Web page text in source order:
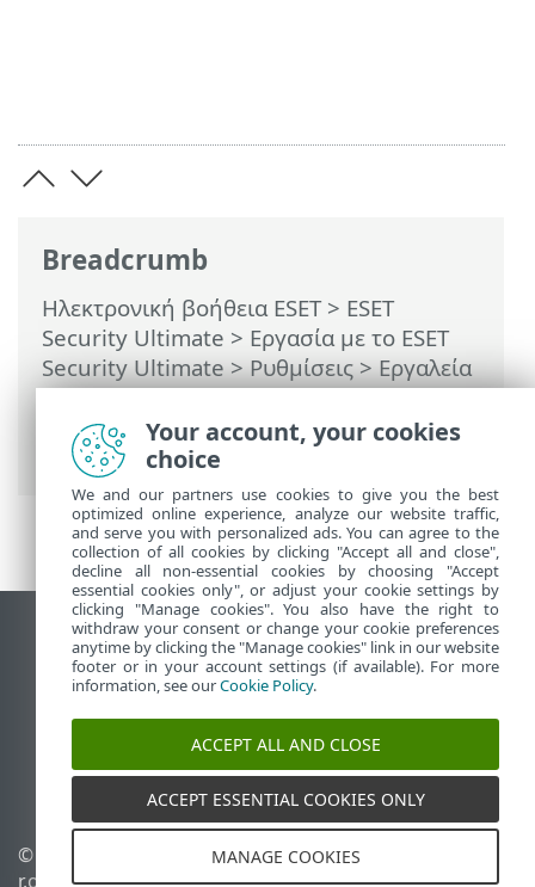
Breadcrumb
Ηλεκτρονική βοήθεια ESET> ESET
Security Ultimate > Εργασία με το ESET
Security Ultimate>Ρυθμίσεις>Εργαλεία
ασφαλείας>Anti-Theft> Παράθυρα
διαλόγου – Anti-Theft > Η προσθήκη νέας
συσκευής απέτυχε
Προβολή ιστότοπου επιφάνειας εργασίας
End of Life
Γνωσιακή βάση ESET
Ομάδα συζήτησης ESET
ESET Status Portal
Τοπική υποστήριξη
© 1992 - 2025 ESET, spol. s
r.o. - Με την επιφύλαξη
Διαχείριση cookies
Πολιτική cookie
Your account, your cookies
choice
We and our partners use cookies to give you the best
optimized online experience, analyze our website traffic,
and serve you with personalized ads. You can agree to the
collection of all cookies by clicking "Accept all and close",
decline all non-essential cookies by choosing "Accept
essential cookies only", or adjust your cookie settings by
clicking "Manage cookies". You also have the right to
withdraw your consent or change your cookie preferences
anytime by clicking the "Manage cookies" link in our website
footer or in your account settings (if available). For more
information, see ourCookie Policy.
ACCEPT ALL AND CLOSE
ACCEPT ESSENTIAL COOKIES ONLY
MANAGE COOKIES